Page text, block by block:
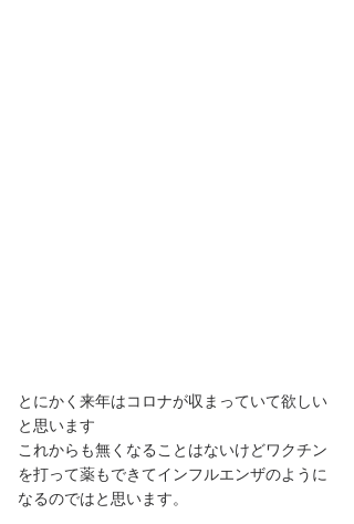
とにかく来年はコロナが収まっていて欲しい
と思います
これからも無くなることはないけどワクチン
を打って薬もできてインフルエンザのように
なるのではと思います。